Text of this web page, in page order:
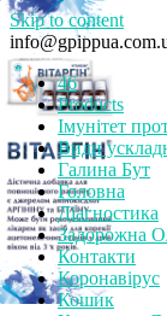
Skip to content
46
Products
Імунітет
Види
Галина Бут
Головна
Діагностика
Задорожна
Контакти
Коронавірус
Кошик